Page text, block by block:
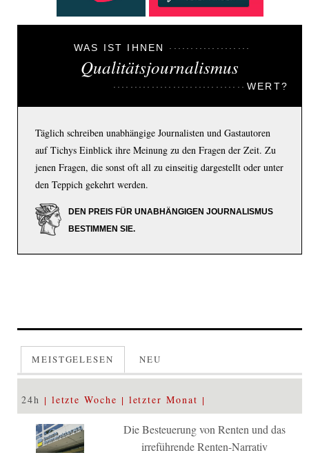
WAS IST IHNEN
Qualitätsjournalismus
WERT?
Täglich schreiben unabhängige Journalisten und Gastautoren
auf Tichys Einblick ihre Meinung zu den Fragen der Zeit. Zu
jenen Fragen, die sonst oft all zu einseitig dargestellt oder unter
den Teppich gekehrt werden.
DEN PREIS FÜR UNABHÄNGIGEN JOURNALISMUS
BESTIMMEN SIE.
MEISTGELESEN NEU
24h letzte Woche letzter Monat
Die Besteuerung von Renten und das
irreführende Renten-Narrativ